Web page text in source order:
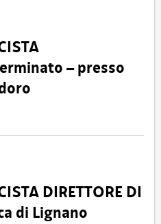
– presso
DIRETTORE DI
di Lignano